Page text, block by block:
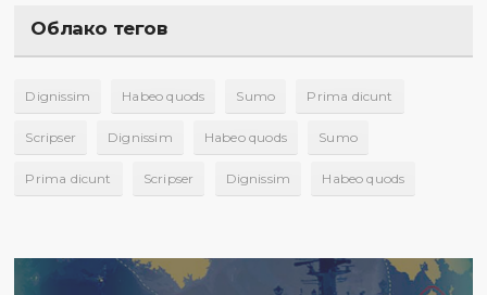
Облако тегов
Dignissim Habeo quods Sumo Prima dicunt
Scripser Dignissim Habeo quods Sumo
Prima dicunt Scripser Dignissim Habeo quods